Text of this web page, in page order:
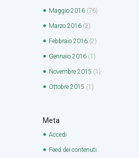
Maggio 2016 (76)
Marzo 2016 (2)
Febbraio 2016 (2)
Gennaio 2016 (1)
Novembre 2015 (1)
Ottobre 2015 (1)
Meta
Accedi
Feed dei contenuti